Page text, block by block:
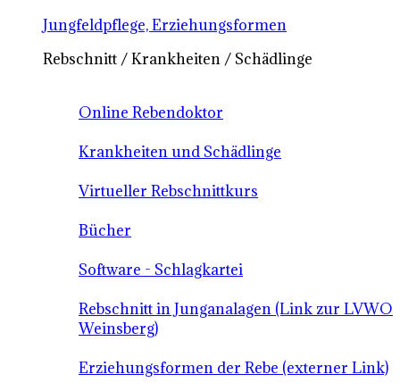
Jungfeldpflege, Erziehungsformen
Rebschnitt / Krankheiten / Schädlinge
Online Rebendoktor
Krankheiten und Schädlinge
Virtueller Rebschnittkurs
Bücher
Software - Schlagkartei
Rebschnitt in Junganalagen (Link zur LVWO
Weinsberg)
Erziehungsformen der Rebe (externer Link)